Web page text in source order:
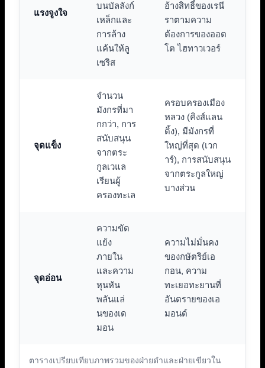
ตารางเปรียบเทียบภาพรวมของฝ่ายดำและฝ่ายเขียวใน
แรงจูงใจ
บนบัลลังก์
เหล็กและ
การล้าง
แค้นให้ลู
เซริส
อ้างสิทธิ์ของเรนี
ราตามความ
ต้องการของออต
โต ไฮทาวเวอร์
จุดแข็ง
จำนวน
มังกรที่มา
กกว่า, การ
สนับสนุน
จากตระ
กูลเวแล
เรียนผู้
ครองทะเล
ครอบครองเมือง
หลวง (คิงส์แลน
ดิ้ง), มีมังกรที่
ใหญ่ที่สุด (เวก
าร์), การสนับสนุน
จากตระกูลใหญ่
บางส่วน
จุดอ่อน
ความขัด
แย้ง
ภายใน
และความ
หุนหัน
พลันแล่
นของเด
มอน
ความไม่มั่นคง
ของกษัตริย์เอ
กอน, ความ
ทะเยอทะยานที่
อันตรายของเอ
มอนด์